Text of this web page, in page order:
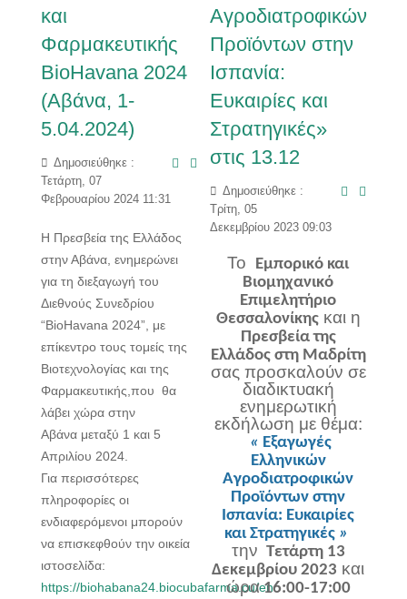
και
Φαρμακευτικής
BioHavana 2024
(Αβάνα, 1-
5.04.2024)
Δημοσιεύθηκε :
Τετάρτη, 07
Φεβρουαρίου 2024 11:31
Η Πρεσβεία της Ελλάδος
στην Αβάνα, ενημερώνει
για τη διεξαγωγή του
Διεθνούς Συνεδρίου
“BioHavana 2024”, με
επίκεντρο τους τομείς της
Βιοτεχνολογίας και της
Φαρμακευτικής,που θα
λάβει χώρα στην
Αβάνα μεταξύ 1 και 5
Απριλίου 2024.
Για περισσότερες
πληροφορίες οι
ενδιαφερόμενοι μπορούν
να επισκεφθούν την οικεία
ιστοσελίδα:
https://biohabana24.biocubafarma.cu/en.
Αγροδιατροφικών
Προϊόντων στην
Ισπανία:
Ευκαιρίες και
Στρατηγικές»
στις 13.12
Δημοσιεύθηκε :
Τρίτη, 05
Δεκεμβρίου 2023 09:03
Το
Εμπορικό και
Βιομηχανικό
Επιμελητήριο
Θεσσαλονίκηςκαι η
Πρεσβεία της
Ελλάδος στη Μαδρίτη
σας προσκαλούν σε
διαδικτυακή
ενημερωτική
εκδήλωση με θέμα:
« Εξαγωγές
Ελληνικών
Αγροδιατροφικών
Προϊόντων στην
Ισπανία: Ευκαιρίες
και Στρατηγικές »
την Τετάρτη 13
Δεκεμβρίου 2023 και
ώρα16:00-17:00